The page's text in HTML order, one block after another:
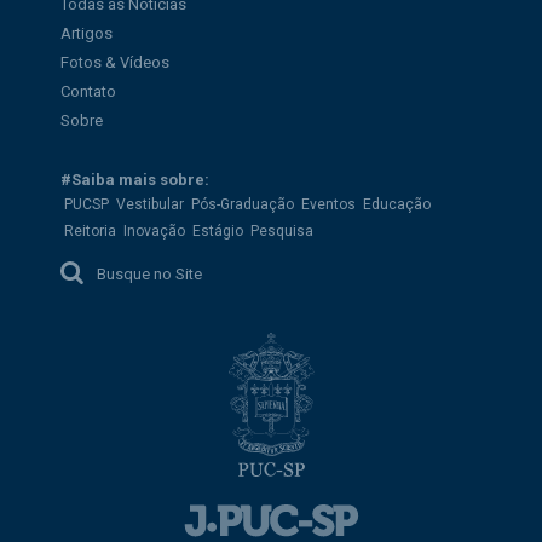
Todas as Notícias
Artigos
Fotos & Vídeos
Contato
Sobre
#Saiba mais sobre:
PUCSP Vestibular Pós-Graduação Eventos
Educação
Reitoria
Inovação Estágio Pesquisa
Busque no Site